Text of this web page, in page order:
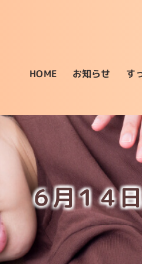
HOME お知らせ す
６月１４